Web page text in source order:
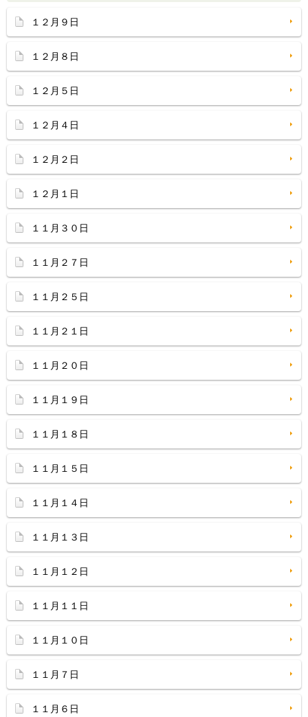
１２月９日
１２月８日
１２月５日
１２月４日
１２月２日
１２月１日
１１月３０日
１１月２７日
１１月２５日
１１月２１日
１１月２０日
１１月１９日
１１月１８日
１１月１５日
１１月１４日
１１月１３日
１１月１２日
１１月１１日
１１月１０日
１１月７日
１１月６日